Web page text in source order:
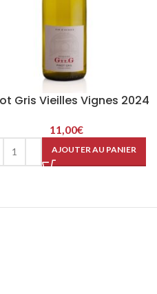
Gris Vieilles Vignes 2024
11,00€
AJOUTER AU PANIER